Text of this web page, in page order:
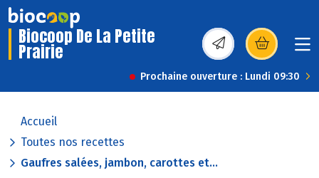
Biocoop De La Petite
Prairie (s’ouvre dans une
Prochaine ouverture : Lundi 09:30
Accueil
Toutes nos recettes
Gaufres salées, jambon, carottes et...